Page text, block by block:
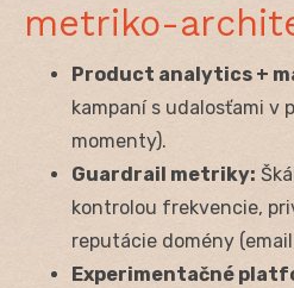
metriko-
Product analytics +
kampaní s udalosťami v
momenty).
Guardrail metriky:
kontrolou frekvencie,
reputácie domény
Experimentačné